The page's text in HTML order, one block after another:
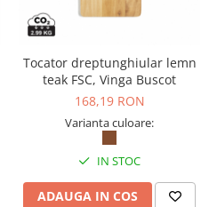
Tocator dreptunghiular lemn
teak FSC, Vinga Buscot
168,19 RON
Varianta culoare:
IN STOC
ADAUGA IN COS